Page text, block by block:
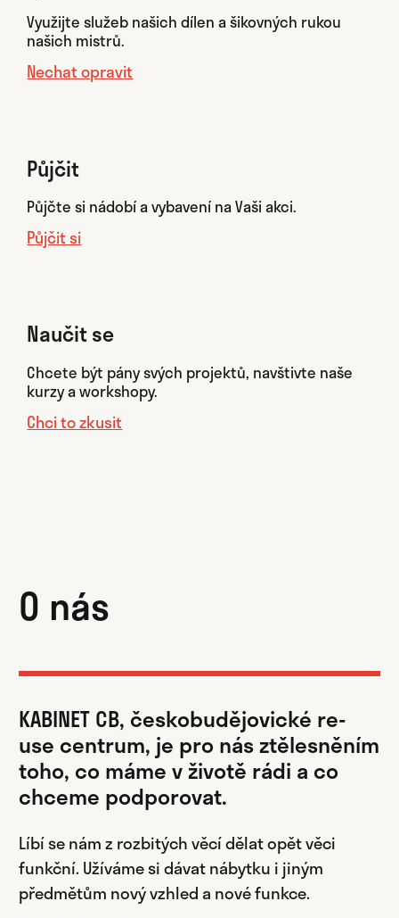
Využijte služeb našich dílen a šikovných rukou
našich mistrů.
Nechat opravit
Půjčit
Půjčte si nádobí a vybavení na Vaši akci.
Půjčit si
Naučit se
Chcete být pány svých projektů, navštivte naše
kurzy a workshopy.
Chci to zkusit
O nás
KABINET CB, českobudějovické re-
use centrum, je pro nás ztělesněním
toho, co máme v životě rádi a co
chceme podporovat.
Líbí se nám z rozbitých věcí dělat opět věci
funkční. Užíváme si dávat nábytku i jiným
předmětům nový vzhled a nové funkce.